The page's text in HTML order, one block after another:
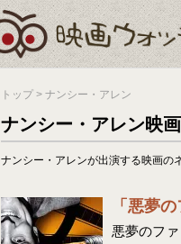
トップ > ナンシー・アレン
ナンシー・アレン映
ナンシー・アレンが出演する映画の
「悪夢
悪夢のフ